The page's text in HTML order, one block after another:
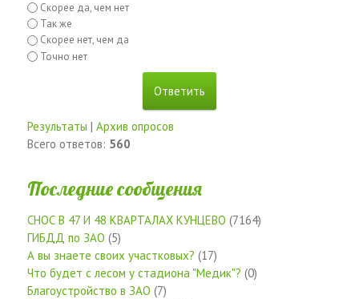
Скорее да, чем нет
Так же
Скорее нет, чем да
Точно нет
Результаты | Архив опросов
Всего ответов: 560
Последние сообщения
СНОС В 47 И 48 КВАРТАЛАХ КУНЦЕВО (7164)
ГИБДД по ЗАО (5)
А вы знаете своих участковых? (17)
Что будет с лесом у стадиона "Медик"? (0)
Благоустройство в ЗАО (7)